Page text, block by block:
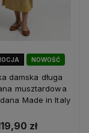
NOWOŚĆ
damska długa
musztardowa
Made in Italy
zł